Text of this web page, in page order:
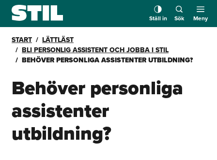
Ställ in Sök Meny
START
LÄTTLÄST
BLI PERSONLIG ASSISTENT OCH JOBBA I STIL
BEHÖVER PERSONLIGA ASSISTENTER UTBILDNING?
Behöver personliga
assistenter
utbildning?